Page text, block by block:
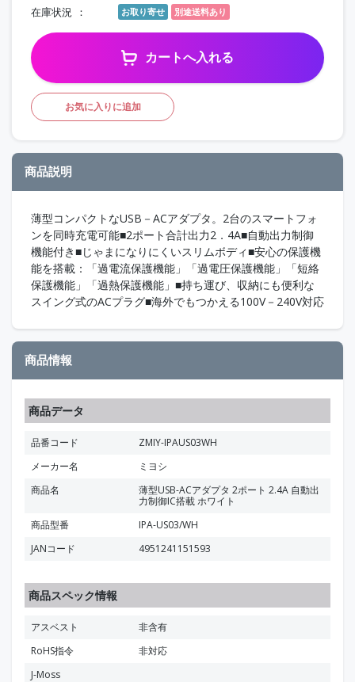
在庫状況 お取り寄せ 別途送料あり
カートへ入れる
お気に入りに追加
商品説明
薄型コンパクトなUSB－ACアダプタ。2台のスマートフォ
ンを同時充電可能■2ポート合計出力2．4A■自動出力制御
機能付き■じゃまになりにくいスリムボディ■安心の保護機
能を搭載：「過電流保護機能」「過電圧保護機能」「短絡
保護機能」「過熱保護機能」■持ち運び、収納にも便利な
スイング式のACプラグ■海外でもつかえる100V－240V対応
商品情報
商品データ
品番コード
ZMIY-IPAUS03WH
メーカー名
ミヨシ
商品名
薄型USB-ACアダプタ 2ポート 2.4A 自動出
力制御IC搭載 ホワイト
商品型番
IPA-US03/WH
JANコード
4951241151593
商品スペック情報
アスベスト
非含有
RoHS指令
非対応
J-Moss